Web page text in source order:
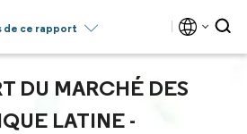
de ce rapport
DU MARCHÉ DES
LATINE -